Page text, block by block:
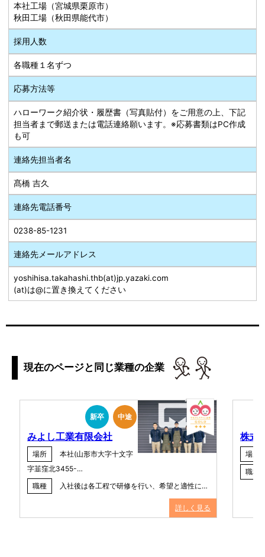
本社工場（宮城県栗原市）
秋田工場（秋田県能代市）
採用人数
各職種１名ずつ
応募方法等
ハローワーク紹介状・履歴書（写真貼付）をご用意の上、下記
担当者まで郵送または電話連絡願います。※応募書類はPC作成
も可
連絡先担当者名
髙橋 吉久
連絡先電話番号
0238-85-1231
連絡先メールアドレス
yoshihisa.takahashi.thb(at)jp.yazaki.com
(at)は@に置き換えてください
現在のページと同じ業種の企業
新卒 中途
みよし工業有限会社
場所
本社(山形市大字十文字
字韮窪北3455-…
職種
入社後は各工程で研修を行い、希望と適性に…
詳しく見る
株式
場所
職種